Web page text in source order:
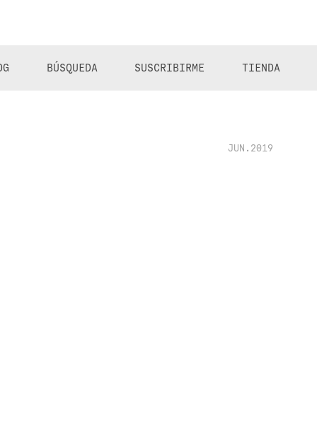
BÚSQUEDA SUSCRIBIRME TIENDA
JUN.2019